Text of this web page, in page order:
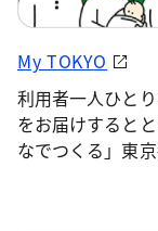
My TOKYO
利用者一人ひと
をお届けすると
なでつくる」東